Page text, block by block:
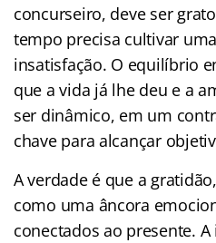
concurseiro, deve ser
tempo precisa cultivar
insatisfação. O equilíbrio
que a vida já lhe deu e a
ser dinâmico, em um
chave para alcançar
A verdade é que a
como uma âncora
conectados ao presente.